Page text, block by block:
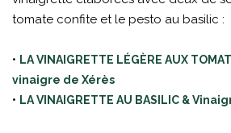
tomate confite et le pesto au basilic :
• LA VINAIGRETTE LÉGÈRE AUX
vinaigre de Xérès
• LA VINAIGRETTE AU BASILIC &